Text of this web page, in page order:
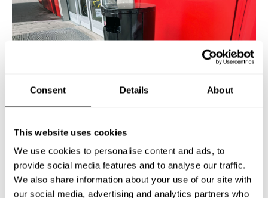
Consent Details About
This website uses cookies
We use cookies to personalise content and ads, to
provide social media features and to analyse our traffic.
We also share information about your use of our site with
our social media, advertising and analytics partners who
JULA